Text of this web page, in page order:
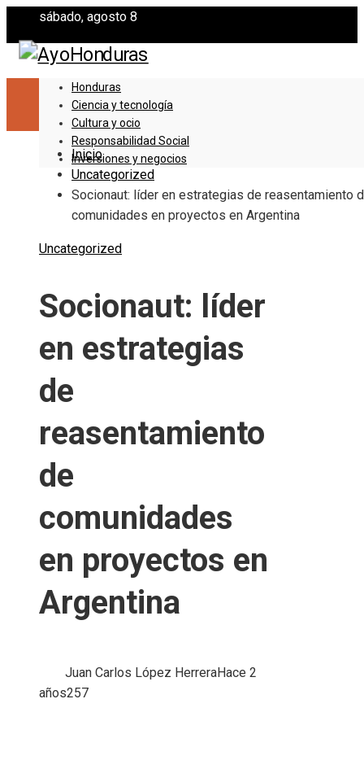
sábado, agosto 8
Honduras
Ciencia y tecnología
Cultura y ocio
Responsabilidad Social
Inversiones y negocios
Inicio
Uncategorized
Socionaut: líder en estrategias de reasentamiento
comunidades en proyectos en Argentina
Uncategorized
Socionaut: líder
en estrategias
de
reasentamiento
de
comunidades
en proyectos en
Argentina
Juan Carlos López HerreraHace 2
años257